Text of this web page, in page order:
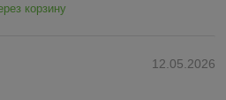
корзину
12.05.2026